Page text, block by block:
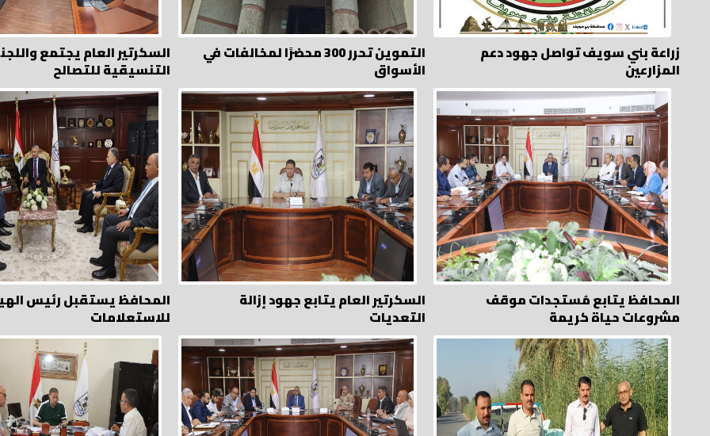
زراعة بني سويف تواصل جهود دعم
المزارعين
التموين تحرر 300 محضرًا لمخالفات في
الأسواق
السكرتير العام يجتمع
التنسيقية للتصالح
المحافظ يتابع مُستجدات موقف
مشروعات حياة كريمة
السكرتير العام يتابع جهود إزالة
التعديات
المحافظ يستقبل رئيس
للاستعلامات